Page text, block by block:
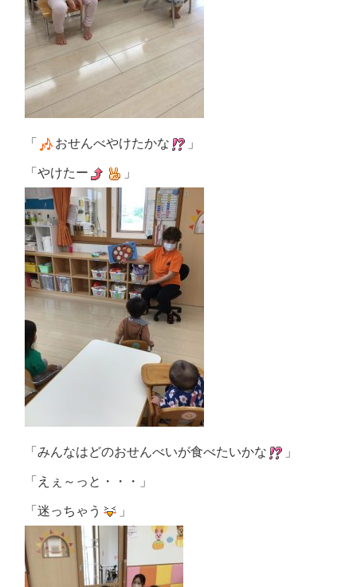
「 おせんべやけたかな 」
「やけたー 」
「みんなはどのおせんべいが食べたいかな 」
「えぇ～っと・・・」
「迷っちゃう 」